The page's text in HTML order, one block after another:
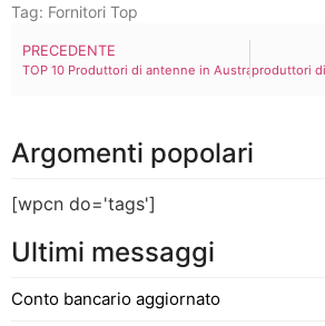
Tag: Fornitori Top
I 10 principali produttori
PRECEDENTE
TOP 10 Produttori di antenne in Australia 2024
Argomenti popolari
[wpcn do='tags']
Ultimi messaggi
Conto bancario aggiornato